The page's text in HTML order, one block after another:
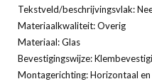
Tekstveld/beschrijvingsvlak:
Materiaalkwaliteit: Overig
Materiaal: Glas
Bevestigingswijze:
Montagerichting: Horizontaal